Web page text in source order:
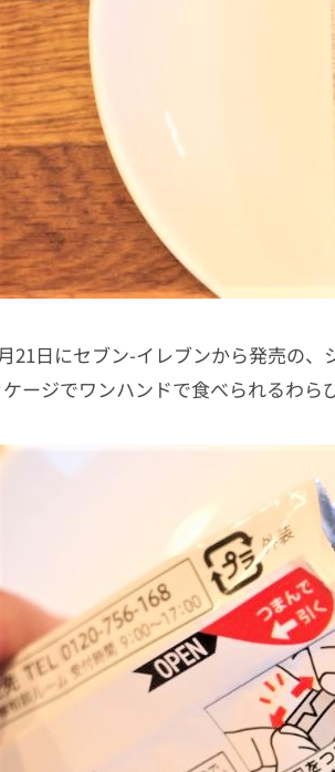
21日にセブン-イレブンから発売の
ージでワンハンドで食べられるわら